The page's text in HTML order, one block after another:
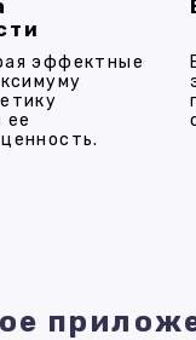
эффектные
ее